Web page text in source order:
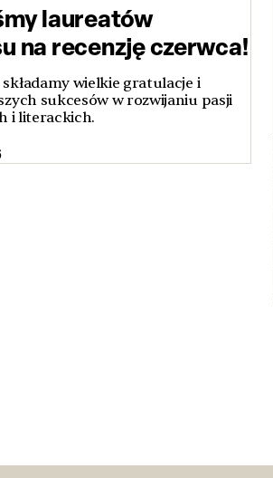
laureatów
na recenzję czerwca!
wielkie gratulacje i
sukcesów w rozwijaniu pasji
i literackich.